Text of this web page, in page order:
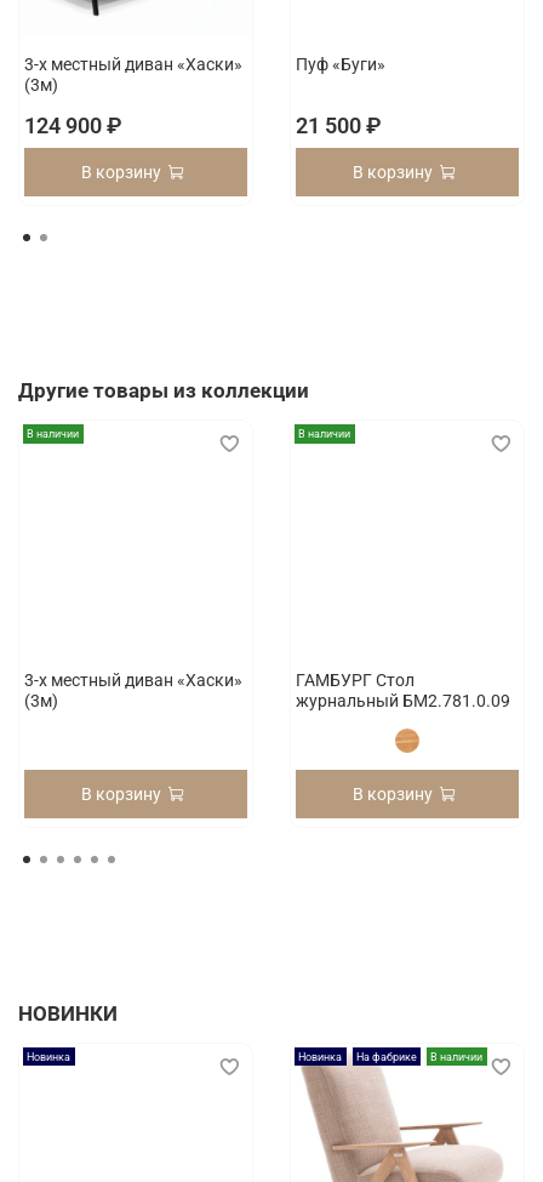
3-х местный диван «Хаски»
(3м)
124 900 ₽
В корзину
Пуф «Буги»
21 500 ₽
В корзину
Другие товары из коллекции
В наличии
3-х местный диван «Хаски»
(3м)
В корзину
В наличии
ГАМБУРГ Стол
журнальный БМ2.781.0.09
В корзину
НОВИНКИ
Новинка Новинка На фабрике В наличии